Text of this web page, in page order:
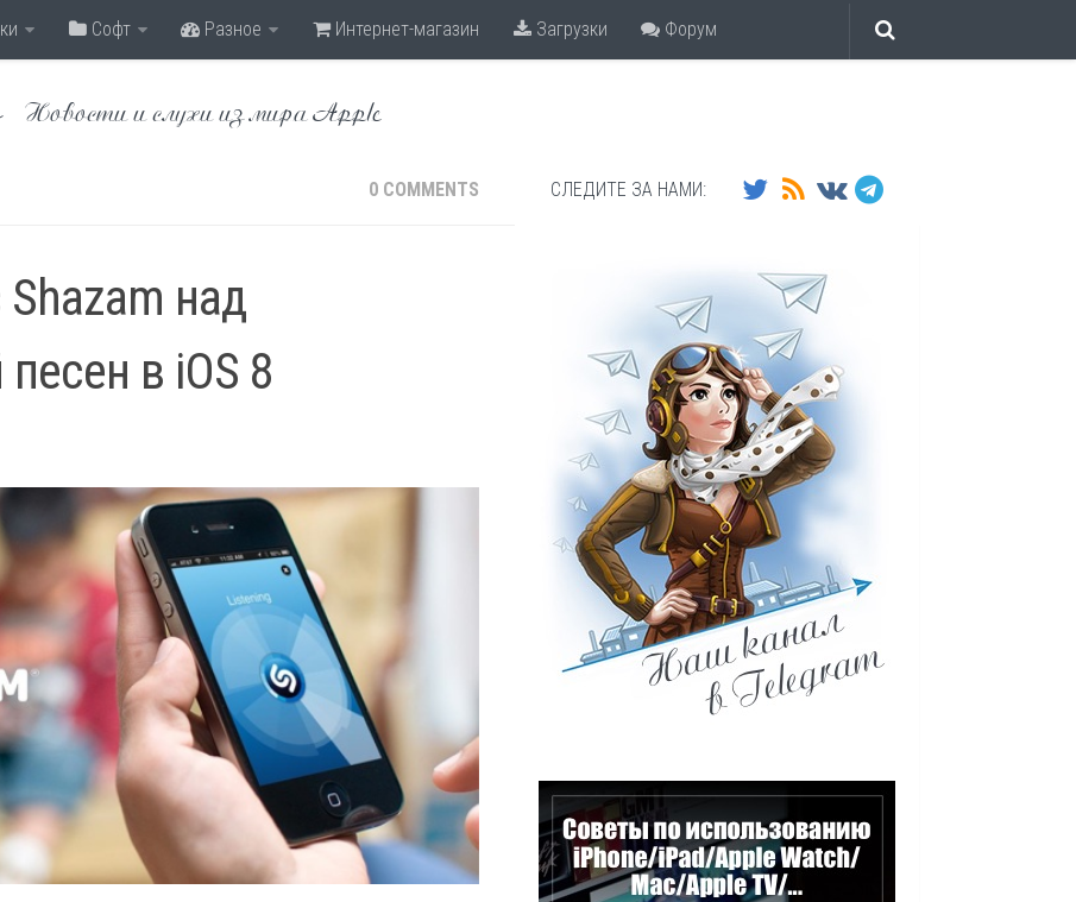
Софт Разное Интернет-магазин Загрузки Форум
Новости и слухи из мира Apple
0 COMMENTS
над
в iOS 8
СЛЕДИТЕ ЗА НАМИ: